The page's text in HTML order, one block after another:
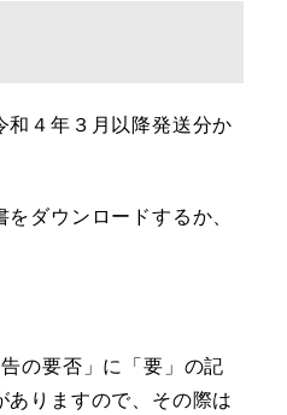
４年３月以降発送分か
ダウンロードするか、
の要否」に「要」の記
りますので、その際は